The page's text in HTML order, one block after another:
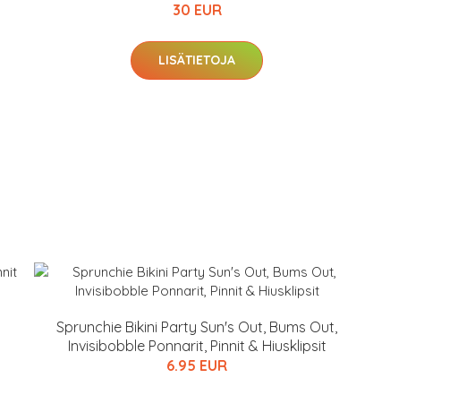
30 EUR
LISÄTIETOJA
Sprunchie Bikini Party Sun's Out, Bums Out,
Invisibobble Ponnarit, Pinnit & Hiusklipsit
6.95 EUR